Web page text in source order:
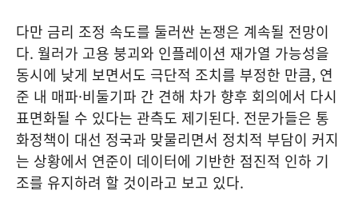
다만 금리 조정 속도를 둘러싼 논쟁은 계속될 전망이
다. 월러가 고용 붕괴와 인플레이션 재가열 가능성을
동시에 낮게 보면서도 극단적 조치를 부정한 만큼, 연
준 내 매파·비둘기파 간 견해 차가 향후 회의에서 다시
표면화될 수 있다는 관측도 제기된다. 전문가들은 통
화정책이 대선 정국과 맞물리면서 정치적 부담이 커지
는 상황에서 연준이 데이터에 기반한 점진적 인하 기
조를 유지하려 할 것이라고 보고 있다.